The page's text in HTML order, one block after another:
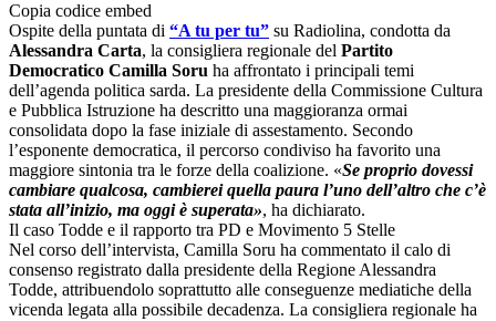
Copia codice embed
Ospite della puntata di “A tu per tu” su Radiolina, condotta da
Alessandra Carta, la consigliera regionale del Partito
Democratico Camilla Soru ha affrontato i principali temi
dell’agenda politica sarda. La presidente della Commissione Cultura
e Pubblica Istruzione ha descritto una maggioranza ormai
consolidata dopo la fase iniziale di assestamento. Secondo
l’esponente democratica, il percorso condiviso ha favorito una
maggiore sintonia tra le forze della coalizione. «Se proprio dovessi
cambiare qualcosa, cambierei quella paura l’uno dell’altro che c’è
stata all’inizio, ma oggi è superata», ha dichiarato.
Il caso Todde e il rapporto tra PD e Movimento 5 Stelle
Nel corso dell’intervista, Camilla Soru ha commentato il calo di
consenso registrato dalla presidente della Regione Alessandra
Todde, attribuendolo soprattutto alle conseguenze mediatiche della
vicenda legata alla possibile decadenza. La consigliera regionale ha